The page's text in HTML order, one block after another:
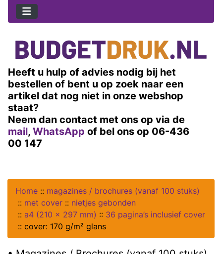
Heeft u hulp of advies nodig bij het
bestellen of bent u op zoek naar een
artikel dat nog niet in onze webshop
staat?
Neem dan contact met ons op via de
mail, WhatsApp of bel ons op 06-436
00 147
Home :: magazines / brochures (vanaf 100 stuks)
:: met cover :: nietjes gebonden
:: a4 (210 x 297 mm) :: 36 pagina’s inclusief cover
:: cover: 170 g/m² glans